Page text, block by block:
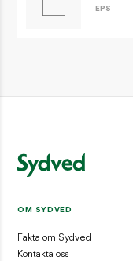
EPS
OM SYDVED
Fakta om Sydved
Kontakta oss